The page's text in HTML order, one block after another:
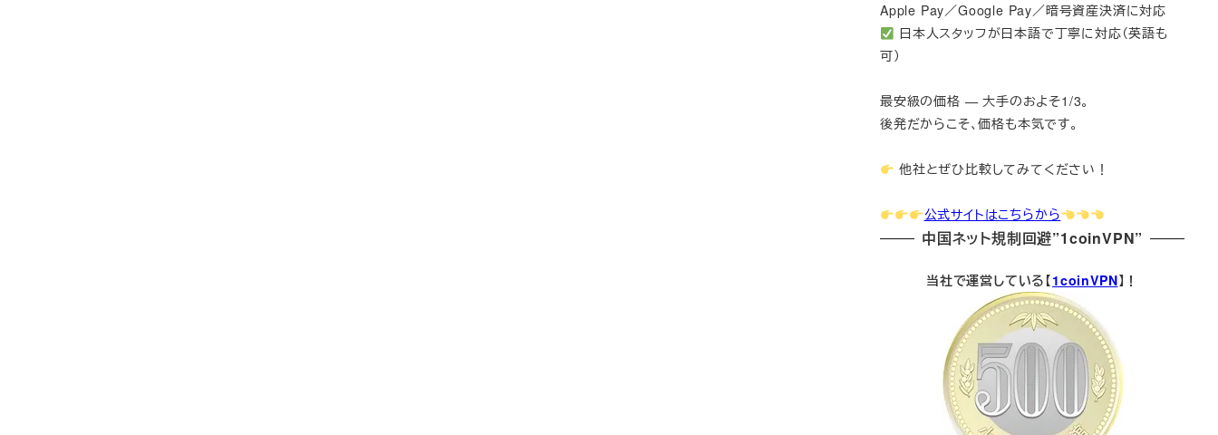
Apple Pay／Google Pay／暗号資産決済に対応
日本人スタッフが日本語で丁寧に対応（英語も
可）
最安級の価格 — 大手のおよそ1/3。
後発だからこそ、価格も本気です。
他社とぜひ比較してみてください！
公式サイトはこちらから
中国ネット規制回避”1coinVPN”
当社で運営している【1coinVPN】！